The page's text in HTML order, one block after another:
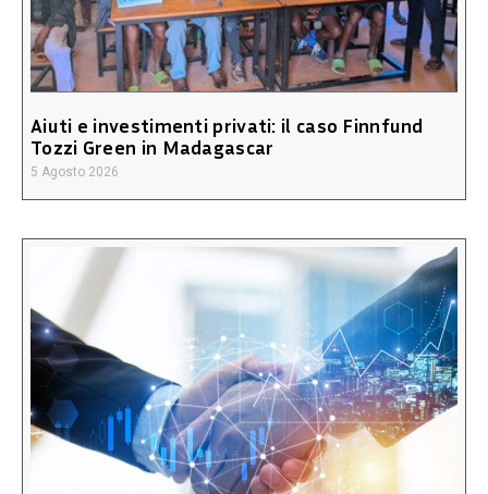
Aiuti e investimenti privati: il caso Finnfund
Tozzi Green in Madagascar
5 Agosto 2026